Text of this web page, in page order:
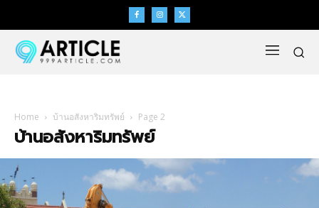
Home บ้านอสังหาริมทรัพย์ Page 2
บ้านอสังหาริมทรัพย์